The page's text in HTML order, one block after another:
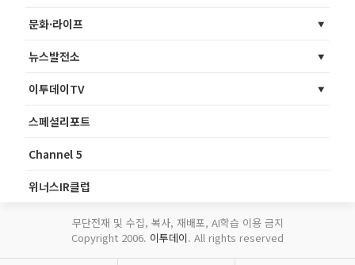
문화·라이프
뉴스발전소
이투데이TV
스페셜리포트
Channel 5
위너스IR클럽
무단전재 및 수집, 복사, 재배포, AI학습 이용 금지
Copyright 2006. 이투데이. All rights reserved